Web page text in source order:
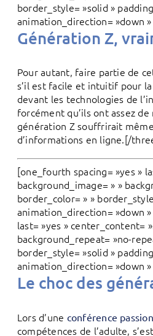
border_style= »solid »
animation_direction= »down »
Génération Z,
Pour autant, faire partie de
s’il est facile et intuitif pour
devant les technologies de
forcément qu’ils ont assez
génération Z souffrirait
d’informations en ligne.[/
[one_fourth spacing= »yes »
background_image= » »
border_color= » »
animation_direction= »down
last= »yes » center_content=
background_repeat= »no-
border_style= »solid »
animation_direction= »down »
Le choc des
Lors d’une conférence
compétences de l’adulte,